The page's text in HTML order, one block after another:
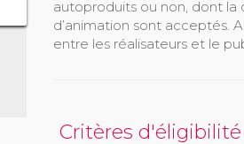
autoproduits ou non, dont la
d’animation sont acceptés.
entre les réalisateurs et le
Critères